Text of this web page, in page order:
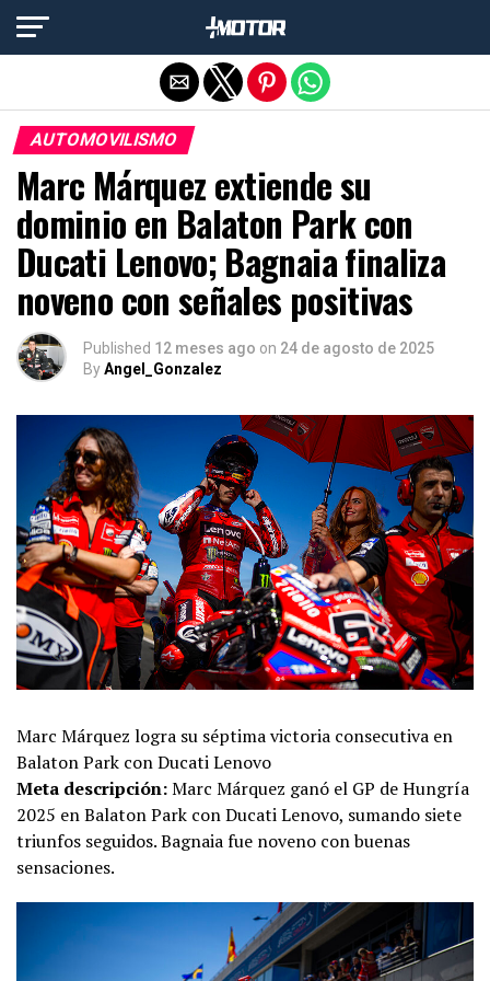
AUTOMOVILISMO
Marc Márquez extiende su
dominio en Balaton Park con
Ducati Lenovo; Bagnaia finaliza
noveno con señales positivas
Published 12 meses ago on 24 de agosto de 2025
ByAngel_Gonzalez
Marc Márquez logra su séptima victoria consecutiva en
Balaton Park con Ducati Lenovo
Meta descripción:Marc Márquez ganó el GP de Hungría
2025 en Balaton Park con Ducati Lenovo, sumando siete
triunfos seguidos. Bagnaia fue noveno con buenas
sensaciones.
Salir de la versión móvil